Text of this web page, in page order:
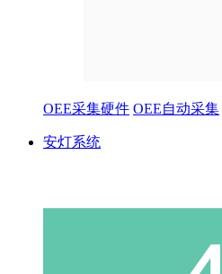
OEE采集硬件 OEE自动采集
安灯系统